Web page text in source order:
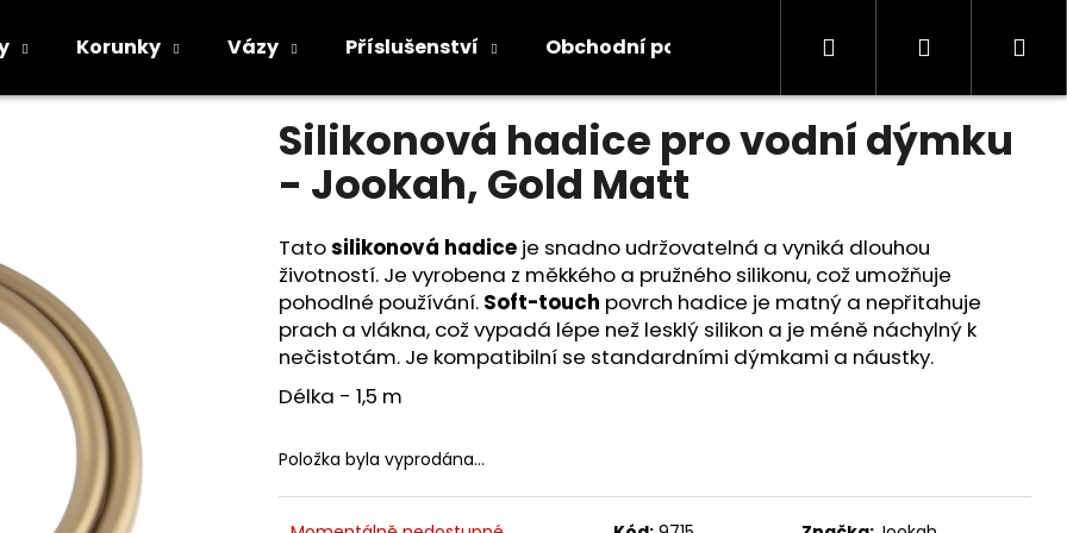
Korunky Vázy Příslušenství Obchodní podmínky Kontakty Informace
Hledat Přihlášení
hodnocení
produktu
je
z
hvězdiček.
Silikonová hadice pro vodní dýmku
- Jookah, Gold Matt
Tatosilikonová hadice je snadno udržovatelná a vyniká dlouhou
životností. Je vyrobena z měkkého a pružného silikonu, což umožňuje
pohodlné používání. Soft-touch povrch hadice je matný a nepřitahuje
prach a vlákna, což vypadá lépe než lesklý silikon a je méně náchylný k
nečistotám. Je kompatibilní se standardními dýmkami a náustky.
Délka - 1,5 m
Položka byla vyprodána…
Co potřebujete najít?
Doporučujeme